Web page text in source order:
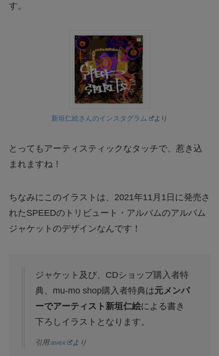
す。
新垣仁絵さんのインスタグラム より
とってもアーティスティックなタッチで、惹き込
まれますね！
ちなみにこのイラストは、2021年11月1日に発売さ
れたSPEEDのトリビュート・アルバムのアルバム
ジャケットのデザインなんです！
ジャケット及び、CDショップ購入者特
典、mu-mo shop購入者特典は元メンバ
ーでアーティスト新垣仁絵による書き
下ろしイラストとなります。
引用:avex より